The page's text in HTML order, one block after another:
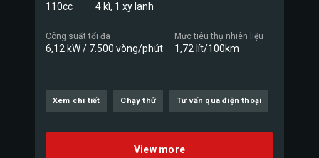
110cc 4 kì, 1 xy lanh
Công suất tối đa
6,12 kW / 7.500 vòng/phút
Mức tiêu thụ nhiên liệu
1,72 lít/100km
Xem chi tiết Chạy thử Tư vấn qua điện thoại
View more